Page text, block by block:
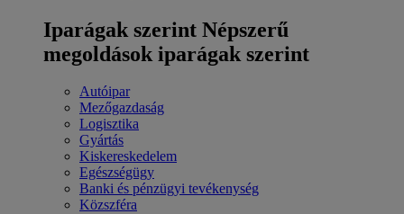
Iparágak szerint Népszerű
megoldások iparágak szerint
Autóipar
Mezőgazdaság
Logisztika
Gyártás
Kiskereskedelem
Egészségügy
Banki és pénzügyi tevékenység
Közszféra